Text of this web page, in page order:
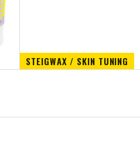
STEIGWAX / SKIN TUNING